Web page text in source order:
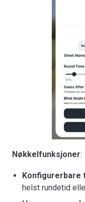
Nøkkelfunksjoner:
Konfigurerbare
helst rundetid